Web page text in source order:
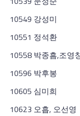
10549 강성미
10551 정석환
10558 박종흠,조영
10596 박후봉
10605 심미희
10623 오흡, 오선영